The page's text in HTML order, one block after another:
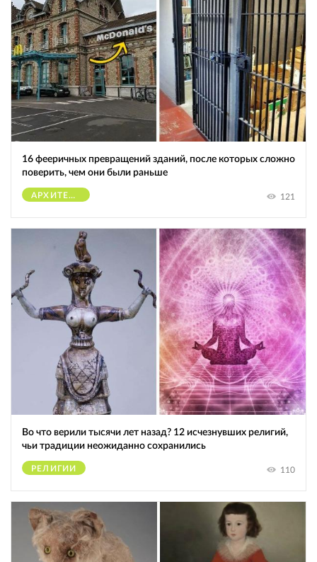
16 фееричных превращений зданий, после которых сложно
поверить, чем они были раньше
АРХИТЕКТУРА 121
Во что верили тысячи лет назад? 12 исчезнувших религий,
чьи традиции неожиданно сохранились
РЕЛИГИИ 110